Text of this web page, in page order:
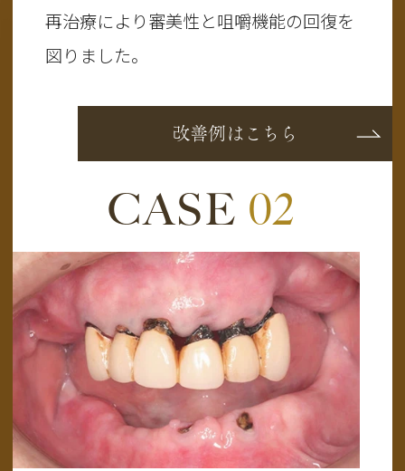
再治療により審美性と咀嚼機能の回復を
図りました。
改善例はこちら
CASE 02